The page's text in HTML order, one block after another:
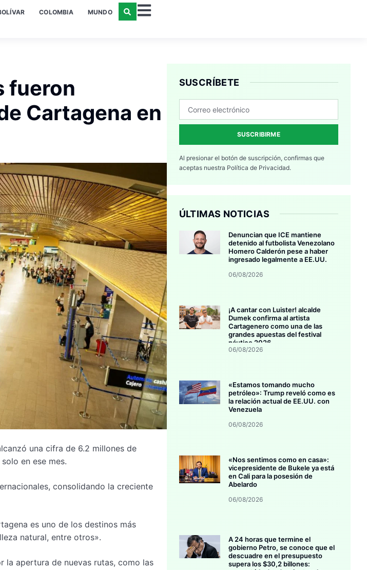
COLOMBIA MUNDO
fueron
Cartagena en
una cifra de 6.2 millones de
en ese mes.
consolidando la creciente
es uno de los destinos más
natural, entre otros».
la apertura de nuevas rutas, como las
SUSCRÍBETE
SUSCRIBIRME
Al presionar el botón de suscripción, confirmas que
aceptas nuestra Política de Privacidad.
ÚLTIMAS NOTICIAS
Denuncian que ICE mantiene
detenido al futbolista Venezolano
Homero Calderón pese a haber
ingresado legalmente a EE.UU.
06/08/2026
¡A cantar con Luister! alcalde
Dumek confirma al artista
Cartagenero como una de las
grandes apuestas del festival
náutico 2026
06/08/2026
«Estamos tomando mucho
petróleo»: Trump reveló como es
la relación actual de EE.UU. con
Venezuela
06/08/2026
«Nos sentimos como en casa»:
vicepresidente de Bukele ya está
en Cali para la posesión de
Abelardo
06/08/2026
A 24 horas que termine el
gobierno Petro, se conoce que el
descuadre en el presupuesto
supera los $30,2 billones: